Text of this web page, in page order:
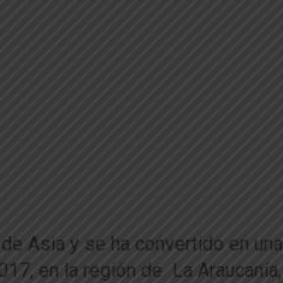
Asia y se ha convertido en una
en la región de La Araucanía,